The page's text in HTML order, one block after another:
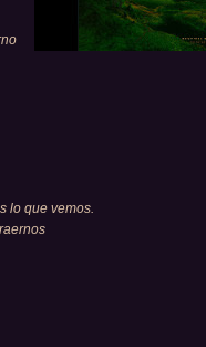
lo que vemos.